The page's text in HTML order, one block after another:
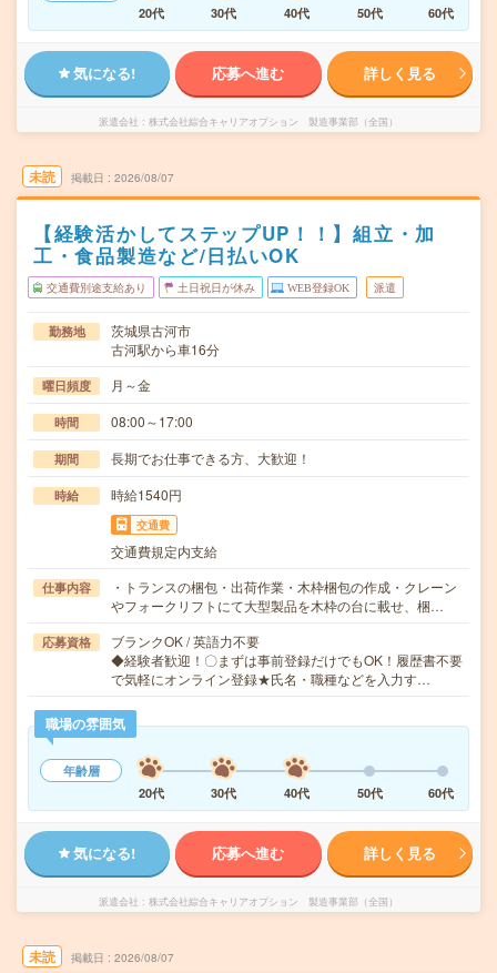
20代
30代 40代 50代 60代
気になる! 応募へ進む 詳しく見る
派遣会社 株式会社綜合キャリアオプション 製造事業部（全国）
未読 掲載日 2026/08/07
【経験活かしてステップUP！！】組立・加
工・食品製造など/日払いOK
交通費別途支給あり 土日祝日が休み WEB登録OK 派遣
勤務地
茨城県古河市
古河駅から車16分
曜日頻度 月～金
時間 08:00～17:00
期間 長期でお仕事できる方、大歓迎！
時給 時給1540円
交通費
交通費規定内支給
仕事内容
・トランスの梱包・出荷作業・木枠梱包の作成・クレーン
やフォークリフトにて大型製品を木枠の台に載せ、梱…
応募資格
ブランクOK / 英語力不要
◆経験者歓迎！〇まずは事前登録だけでもOK！履歴書不要
で気軽にオンライン登録★氏名・職種などを入力す…
職場の雰囲気
年齢層
20代
30代 40代 50代 60代
気になる! 応募へ進む 詳しく見る
派遣会社 株式会社綜合キャリアオプション 製造事業部（全国）
未読 掲載日 2026/08/07